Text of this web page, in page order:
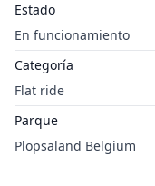
Estado
En funcionamiento
Categoría
Flat ride
Parque
Plopsaland Belgium